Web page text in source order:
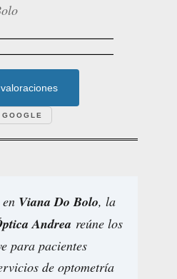
valoraciones
Viana Do Bolo, la
Andrea reúne los
para pacientes
de optometría